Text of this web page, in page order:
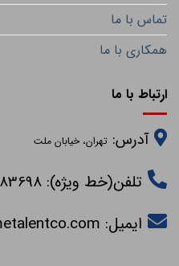
تماس با ما
همکاری با ما
ارتباط با ما
آدرس:تهران، خیابان ملت
تلفن(خط ویژه): 33983698-021
ایمیل: